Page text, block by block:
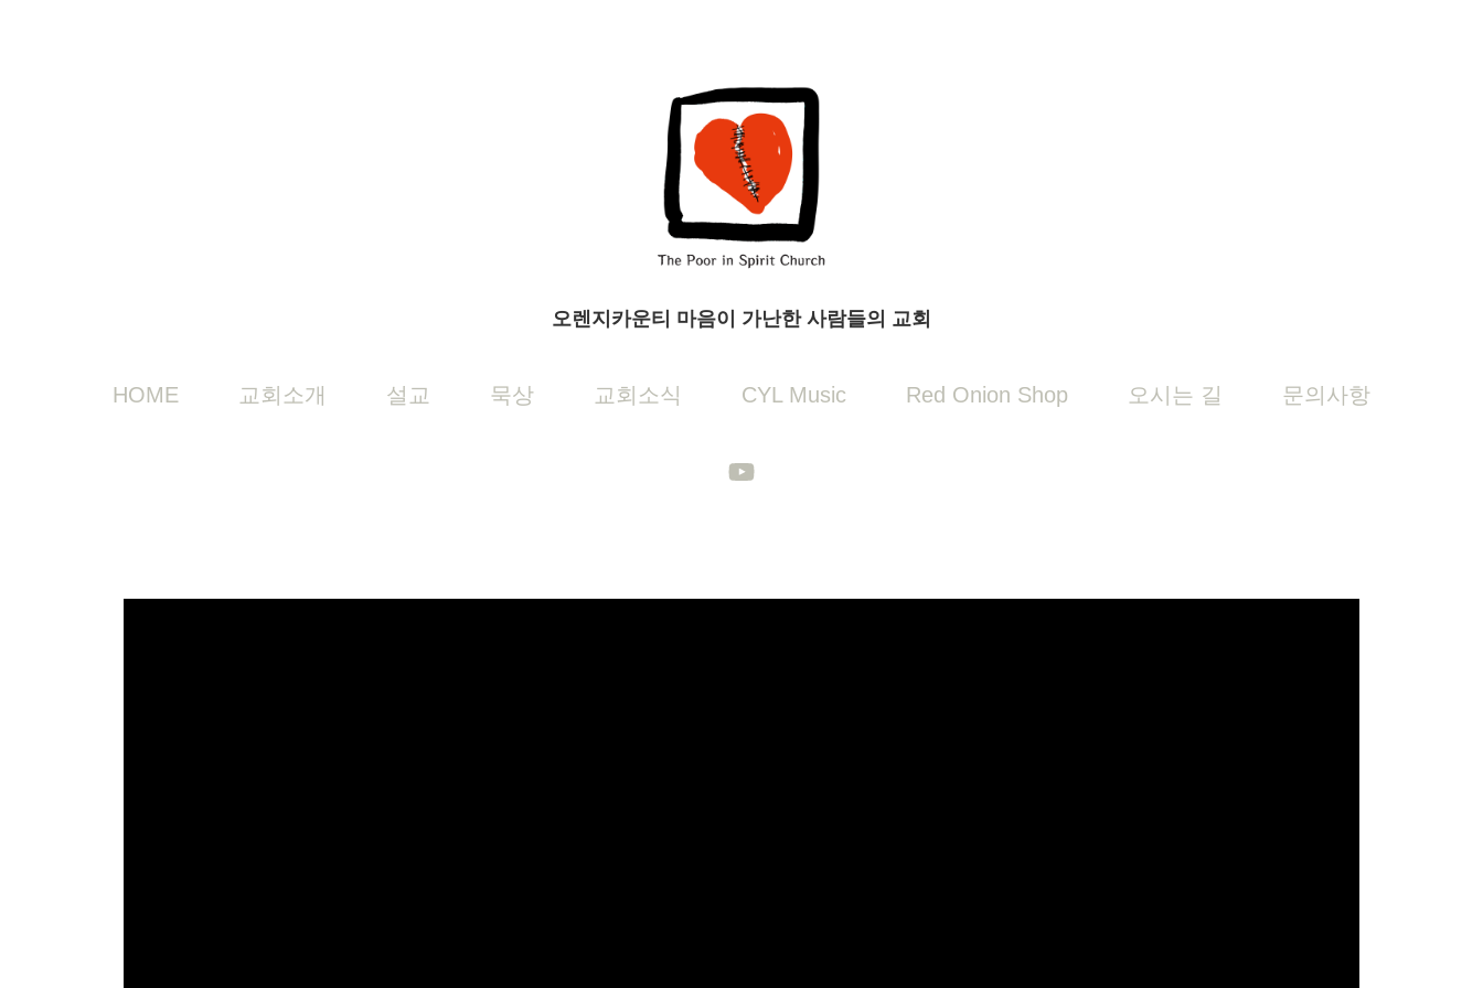
오렌지카운티 마음이 가난한 사람들의 교회
HOME 교회소개 설교 묵상 교회소식 CYL Music Red Onion Shop 오시는 길 문의사항